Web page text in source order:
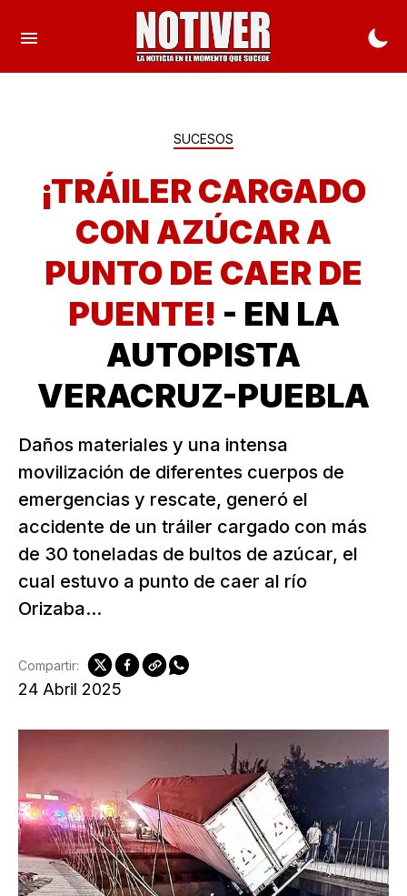
SUCESOS
¡TRÁILER CARGADO
CON AZÚCAR A
PUNTO DE CAER DE
PUENTE! - EN LA
AUTOPISTA
VERACRUZ-PUEBLA
Daños materiales y una intensa
movilización de diferentes cuerpos de
emergencias y rescate, generó el
accidente de un tráiler cargado con más
de 30 toneladas de bultos de azúcar, el
cual estuvo a punto de caer al río
Orizaba...
24 Abril 2025
Compartir: